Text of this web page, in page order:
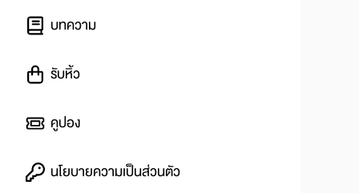
บทความ
รับหิ้ว
คูปอง
นโยบายความเป็นส่วนตัว